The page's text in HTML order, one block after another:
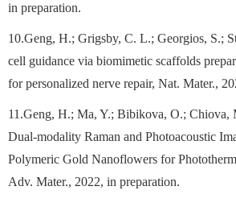
in preparation.
10.Geng, H.; Grigsby, C. L.; Georgios, S.;
cell guidance via biomimetic scaffolds
for personalized nerve repair, Nat. Mater.,
11.Geng, H.; Ma, Y.; Bibikova, O.; Chiova,
Dual-modality Raman and Photoacoustic
Polymeric Gold Nanoflowers for
Adv. Mater., 2022, in preparation.